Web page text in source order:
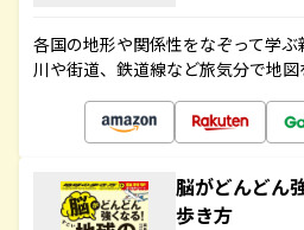
各国の地形や関係性をなぞって学ぶ
川や街道、鉄道線など旅気分で地図
脳がどんどん
歩き方